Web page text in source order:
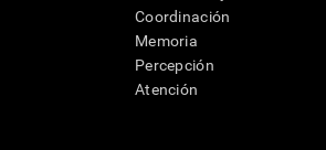
Coordinación
Memoria
Percepción
Atención